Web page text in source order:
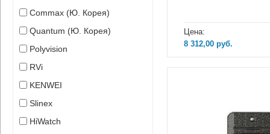
Сommax (Ю. Корея)
Quantum (Ю. Корея)
Polyvision
RVi
KENWEI
Slinex
HiWatch
Цена:
8 312,00 руб.